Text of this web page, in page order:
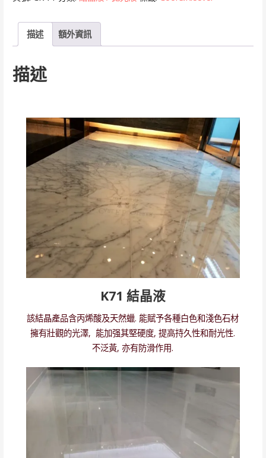
液
描述 額外資訊
描述
K71 結晶液
該結晶產品含丙烯酸及天然蠟. 能賦予各種白色和淺色石材
擁有壯觀的光澤, 能加强其堅硬度, 提高持久性和耐光性.
不泛黃, 亦有防滑作用.